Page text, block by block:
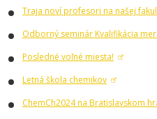
Traja noví profesori na našej
Odborný seminár Kvalifikácia
Posledné voľné miesta!
Letná škola chemikov
ChemCh2024 na Bratislavskom